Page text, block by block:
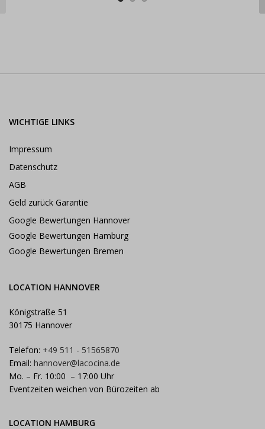
WICHTIGE LINKS
Impressum
Datenschutz
AGB
Geld zurück Garantie
Google Bewertungen Hannover
Google Bewertungen Hamburg
Google Bewertungen Bremen
LOCATION HANNOVER
Königstraße 51
30175 Hannover
Telefon: +49 511 - 51565870
Email: hannover@lacocina.de
Mo. – Fr. 10:00 – 17:00 Uhr
Eventzeiten weichen von Bürozeiten ab
LOCATION HAMBURG